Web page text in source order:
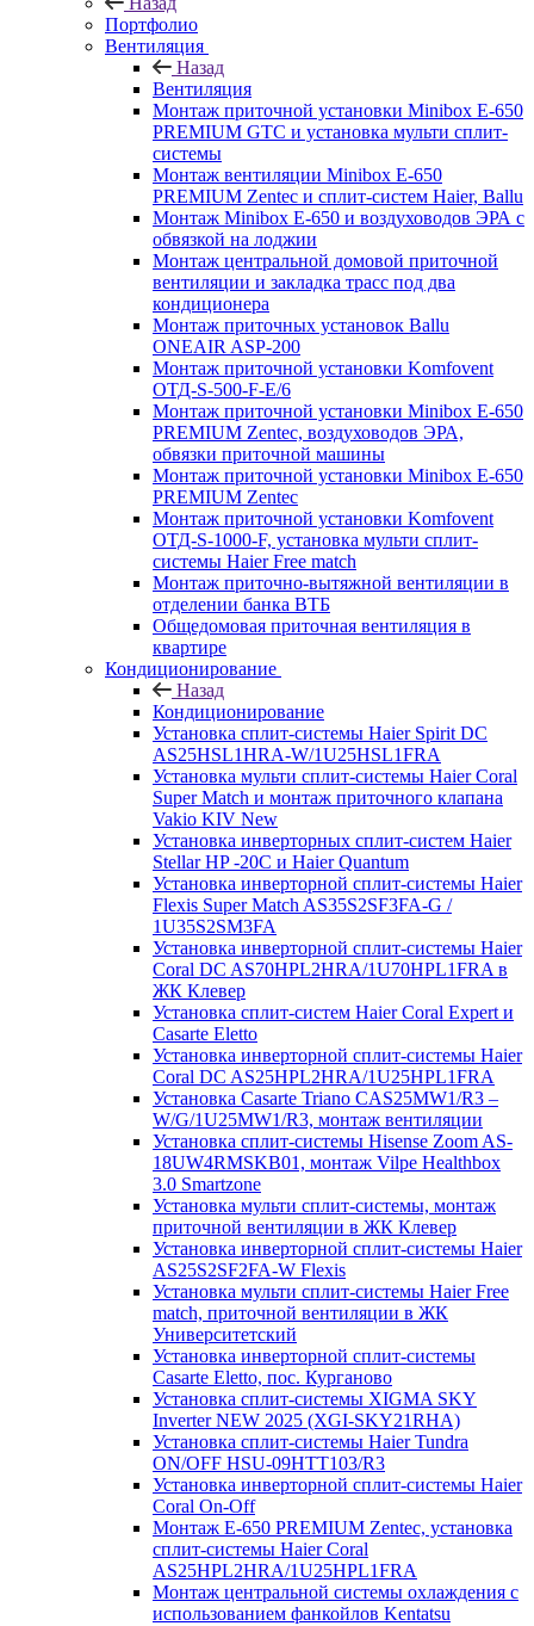
Портфолио
Вентиляция
Назад
Вентиляция
Монтаж приточной установки Minibox E-650
PREMIUM GTC и установка мульти сплит-
системы
Монтаж вентиляции Minibox E-650
PREMIUM Zentec и сплит-систем Haier, Ballu
Монтаж Minibox E-650 и воздуховодов ЭРА с
обвязкой на лоджии
Монтаж центральной домовой приточной
вентиляции и закладка трасс под два
кондиционера
Монтаж приточных установок Ballu
ONEAIR ASP-200
Монтаж приточной установки Komfovent
ОТД-S-500-F-E/6
Монтаж приточной установки Minibox E-650
PREMIUM Zentec, воздуховодов ЭРА,
обвязки приточной машины
Монтаж приточной установки Minibox E-650
PREMIUM Zentec
Монтаж приточной установки Komfovent
ОТД-S-1000-F, установка мульти сплит-
системы Haier Free match
Монтаж приточно-вытяжной вентиляции в
отделении банка ВТБ
Общедомовая приточная вентиляция в
квартире
Кондиционирование
Назад
Кондиционирование
Установка сплит-системы Haier Spirit DC
AS25HSL1HRA-W/1U25HSL1FRA
Установка мульти сплит-системы Haier Coral
Super Match и монтаж приточного клапана
Vakio KIV New
Установка инверторных сплит-систем Haier
Stellar HP -20С и Haier Quantum
Установка инверторной сплит-системы Haier
Flexis Super Match AS35S2SF3FA-G /
1U35S2SM3FA
Установка инверторной сплит-системы Haier
Coral DC AS70HPL2HRA/1U70HPL1FRA в
ЖК Клевер
Установка сплит-систем Haier Coral Expert и
Casarte Eletto
Установка инверторной сплит-системы Haier
Coral DC AS25HPL2HRA/1U25HPL1FRA
Установка Casarte Triano CAS25MW1/R3 –
W/G/1U25MW1/R3, монтаж вентиляции
Установка сплит-системы Hisense Zoom AS-
18UW4RMSKB01, монтаж Vilpe Healthbox
3.0 Smartzone
Установка мульти сплит-системы, монтаж
приточной вентиляции в ЖК Клевер
Установка инверторной сплит-системы Haier
AS25S2SF2FA-W Flexis
Установка мульти сплит-системы Haier Free
match, приточной вентиляции в ЖК
Университетский
Установка инверторной сплит-системы
Casarte Eletto, пос. Курганово
Установка сплит-системы XIGMA SKY
Inverter NEW 2025 (XGI-SKY21RHA)
Установка сплит-системы Haier Tundra
ON/OFF HSU-09HTT103/R3
Установка инверторной сплит-системы Haier
Coral On-Off
Монтаж E-650 PREMIUM Zentec, установка
сплит-системы Haier Coral
AS25HPL2HRA/1U25HPL1FRA
Монтаж центральной системы охлаждения с
использованием фанкойлов Kentatsu